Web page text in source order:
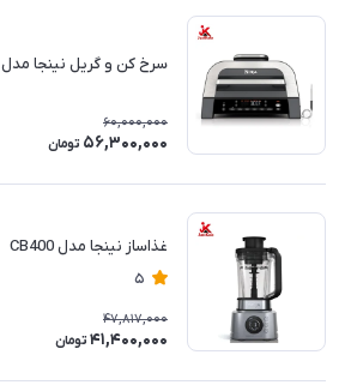
سرخ کن و گریل نینجا مدل DG551
60,000,000
56,300,000 تومان
غذاساز نینجا مدل CB400
5
47,817,000
41,400,000 تومان